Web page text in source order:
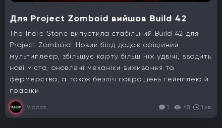
Для Project Zomboid вийшов Build 42
The Indie Stone випустила стабільний Build 42 для
Project Zomboid. Новий білд додає офіційний
мультиплеєр, збільшує карту більш ніж удвічі, вводить
нові міста, оновлені механіки виживання та
фермерства, а також безліч покращень геймплею й
графіки.
Vlados 1 48 1 хв.